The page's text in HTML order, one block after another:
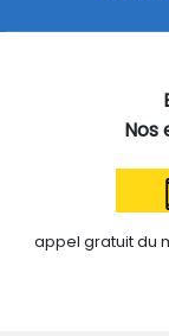
Nos
appel gratuit du